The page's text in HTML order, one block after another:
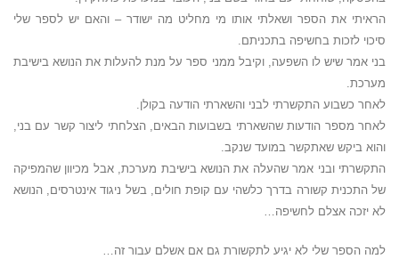
הראיתי את הספר ושאלתי אותו מי מחליט מה ישודר – והאם יש לספר שלי
סיכוי לזכות בחשיפה בתכניתם.
בני אמר שיש לו השפעה, וקיבל ממני ספר על מנת להעלות את הנושא בישיבת
מערכת.
לאחר כשבוע התקשרתי לבני והשארתי הודעה בקולן.
לאחר מספר הודעות שהשארתי בשבועות הבאים, הצלחתי ליצור קשר עם בני,
והוא ביקש שאתקשר במועד שנקב.
התקשרתי ובני אמר שהעלה את הנושא בישיבת מערכת, אבל מכיוון שהמפיקה
של התכנית קשורה בדרך כלשהי עם קופת חולים, בשל ניגוד אינטרסים, הנושא
לא יזכה אצלם לחשיפה…
למה הספר שלי לא יגיע לתקשורת גם אם אשלם עבור זה…